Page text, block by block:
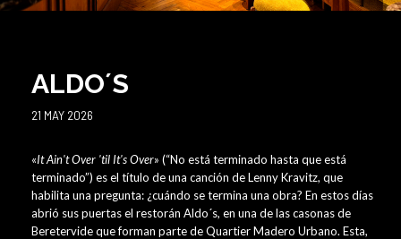
ALDO´S
21 MAY 2026
«It Ain't Over 'til It's Over» (“No está terminado hasta que está
terminado”) es el título de una canción de Lenny Kravitz, que
habilita una pregunta: ¿cuándo se termina una obra? En estos días
abrió sus puertas el restorán Aldo´s, en una de las casonas de
Beretervide que forman parte de Quartier Madero Urbano. Esta,